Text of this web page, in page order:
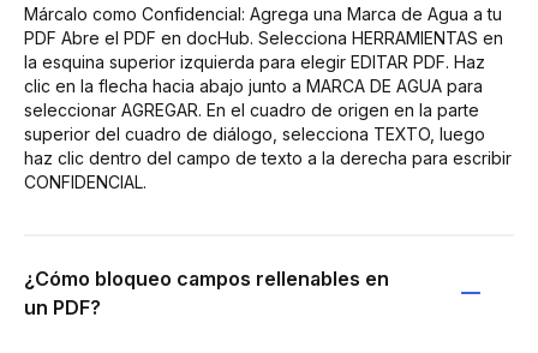
Márcalo como Confidencial: Agrega una Marca de Agua a tu
PDF Abre el PDF en docHub. Selecciona HERRAMIENTAS en
la esquina superior izquierda para elegir EDITAR PDF. Haz
clic en la flecha hacia abajo junto a MARCA DE AGUA para
seleccionar AGREGAR. En el cuadro de origen en la parte
superior del cuadro de diálogo, selecciona TEXTO, luego
haz clic dentro del campo de texto a la derecha para escribir
CONFIDENCIAL.
¿Cómo bloqueo campos rellenables en
un PDF?